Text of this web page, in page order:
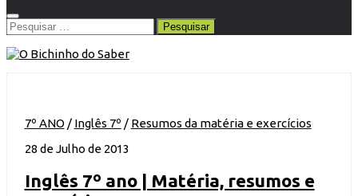
Pesquisar
por:
7º ANO / Inglês 7º / Resumos da matéria e exercícios
28 de Julho de 2013
Inglês 7º ano | Matéria, resumos e